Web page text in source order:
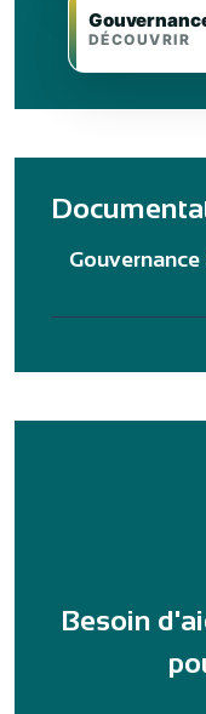
DÉCOUVRIR
Besoin